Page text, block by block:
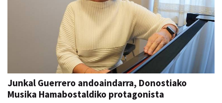
Junkal Guerrero andoaindarra, Donostiako
Musika Hamabostaldiko protagonista